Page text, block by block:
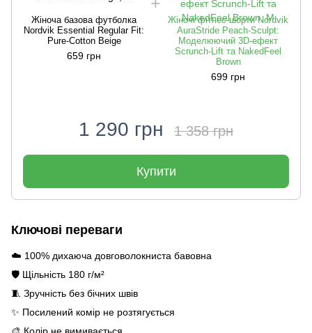
Жіноча базова футболка
Nordvik Essential Regular Fit:
Pure-Cotton Beige
659 грн
Жіночі фітнес-шорти Nordvik
AuraStride Peach-Sculpt:
Моделюючий 3D-ефект
Scrunch-Lift та NakedFeel
Brown
699 грн
1 290 грн 1 358 грн
Купити
Ключові переваги
☁️ 100% дихаюча довговолокниста бавовна
🛡️ Щільність 180 г/м²
🧵 Зручність без бічних швів
✨ Посилений комір не розтягується